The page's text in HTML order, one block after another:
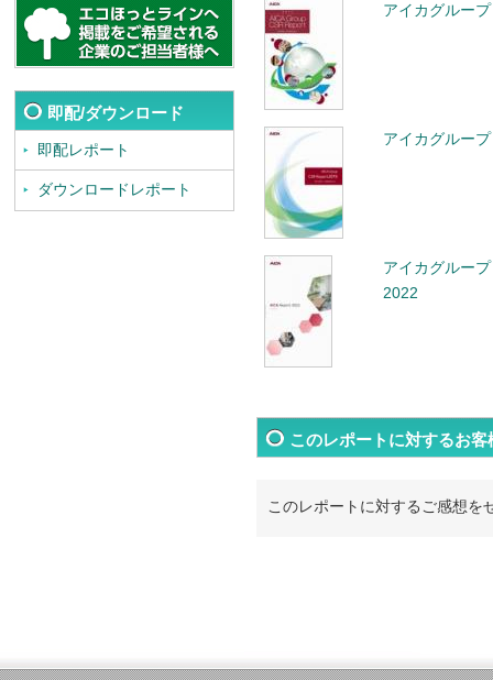
即配/ダウンロード
即配レポート
ダウンロードレポート
アイカグルー
アイカグルー
アイカグルー
2022
このレポートに対するお客
このレポートに対するご感想を